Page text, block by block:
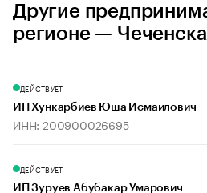
Другие
регионе —
ДЕЙСТВУЕТ
ИП Хункарбиев Юша Исмаилович
ИНН: 200900026695
ДЕЙСТВУЕТ
ИП Зуруев Абубакар Умарович